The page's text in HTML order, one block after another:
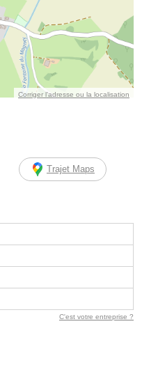
Corriger l’adresse ou la localisation
Trajet Maps
C'est votre entreprise ?